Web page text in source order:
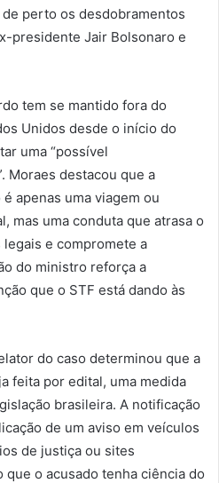
perto os desdobramentos
presidente Jair Bolsonaro e
tem se mantido fora do
Unidos desde o início do
uma “possível
Moraes destacou que a
apenas uma viagem ou
mas uma conduta que atrasa o
e compromete a
do ministro reforça a
que o STF está dando às
do caso determinou que a
feita por edital, uma medida
brasileira. A notificação
de um aviso em veículos
de justiça ou sites
o acusado tenha ciência do